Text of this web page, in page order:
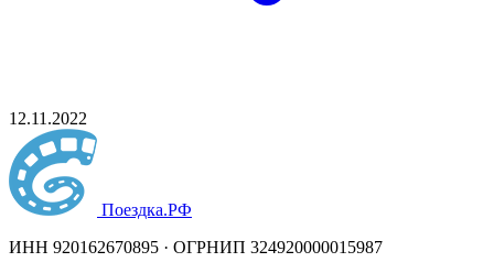
12.11.2022
Поездка.РФ
ИНН 920162670895 · ОГРНИП 324920000015987